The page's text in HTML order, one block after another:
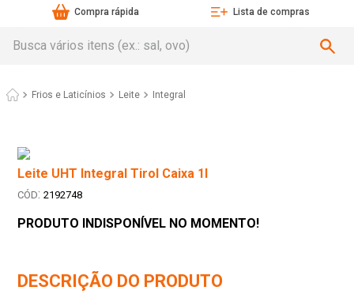
Compra rápida Lista de compras
Frios e Laticínios Leite Integral
Leite UHT Integral Tirol Caixa 1l
: 2192748
PRODUTO INDISPONÍVEL NO MOMENTO!
DESCRIÇÃO DO PRODUTO